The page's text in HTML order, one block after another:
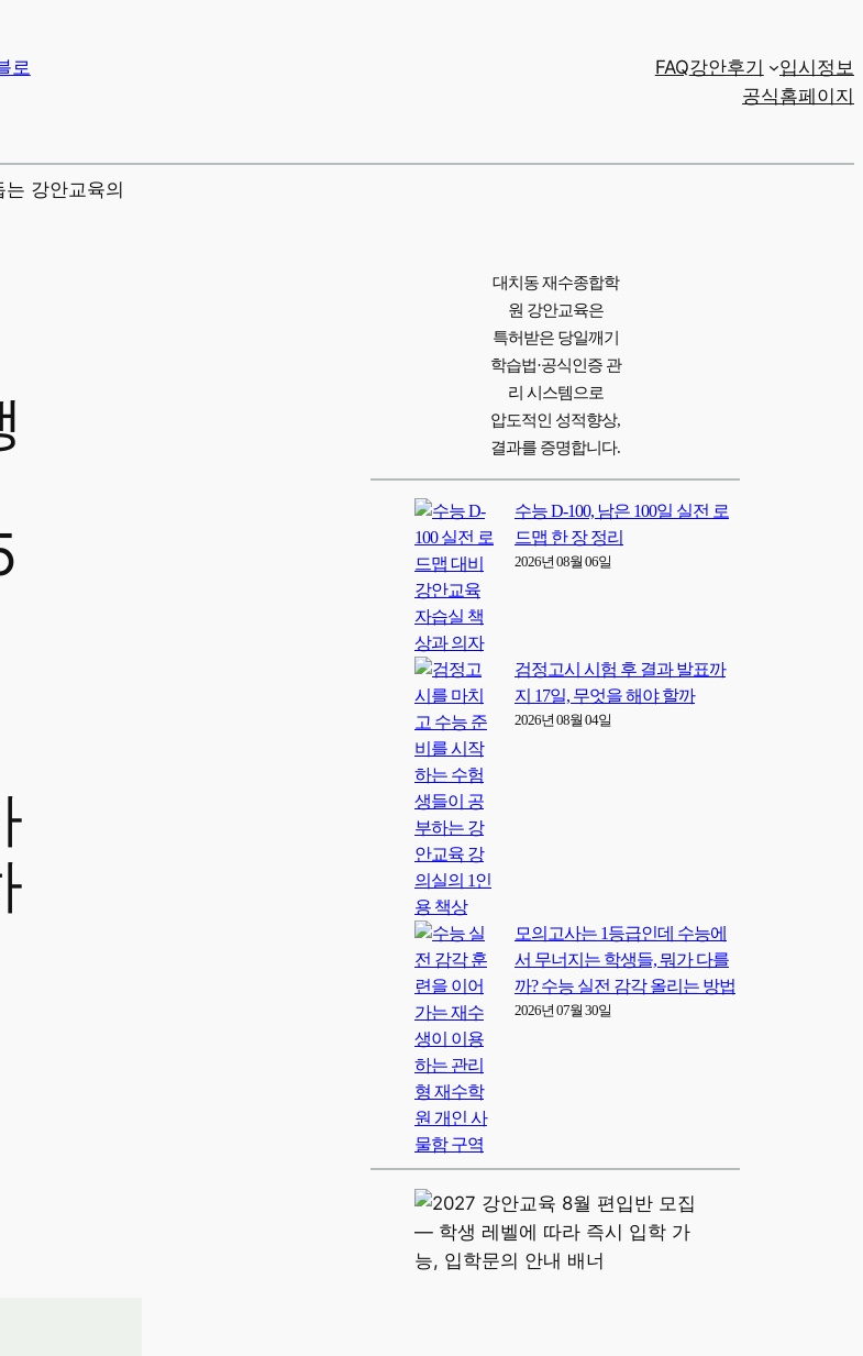
로
FAQ강안후기
입시정보
공식홈페이지
대치동 재수종합학
원 강안교육은
특허받은 당일깨기
학습법·공식인증 관
리 시스템으로
압도적인 성적향상,
결과를 증명합니다.
수능 D-100, 남은 100일 실전 로
드맵 한 장 정리
2026년 08월 06일
검정고시 시험 후 결과 발표까
지 17일, 무엇을 해야 할까
2026년 08월 04일
모의고사는 1등급인데 수능에
서 무너지는 학생들, 뭐가 다를
까? 수능 실전 감각 올리는 방법
2026년 07월 30일